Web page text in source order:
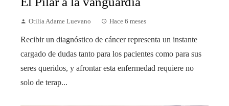
Otilia Adame Luevano Hace 6 meses
Recibir un diagnóstico de cáncer representa un instante
cargado de dudas tanto para los pacientes como para sus
seres queridos, y afrontar esta enfermedad requiere no
solo de terap...